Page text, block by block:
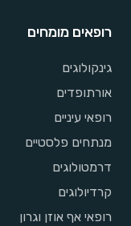
רופאים מומחים
גינקולוגים
אורתופדים
רופאי עיניים
מנתחים פלסטיים
דרמטולוגים
קרדיולוגים
רופאי אף אוזן וגרון